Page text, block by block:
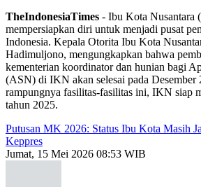
TheIndonesiaTimes - Ibu Kota Nusantara
mempersiapkan diri untuk menjadi pusat
Indonesia. Kepala Otorita Ibu Kota
Hadimuljono, mengungkapkan bahwa
kementerian koordinator dan hunian bagi
(ASN) di IKN akan selesai pada Desember
rampungnya fasilitas-fasilitas ini, IKN siap
tahun 2025.
Putusan MK 2026: Status Ibu Kota Masih
Keppres
Jumat, 15 Mei 2026 08:53 WIB